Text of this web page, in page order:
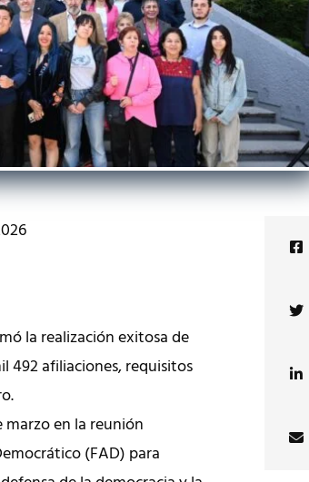
la realización exitosa de
492 afiliaciones, requisitos
en la reunión
(FAD) para